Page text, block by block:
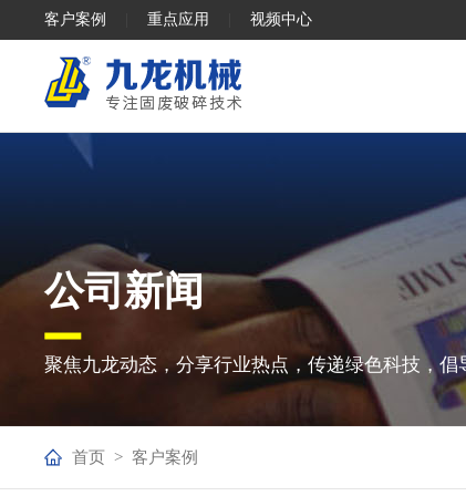
客户案例 重点应用 视频中心
公司新闻
聚焦九龙动态，分享行业热点，传递绿色科技，倡
首页 > 客户案例